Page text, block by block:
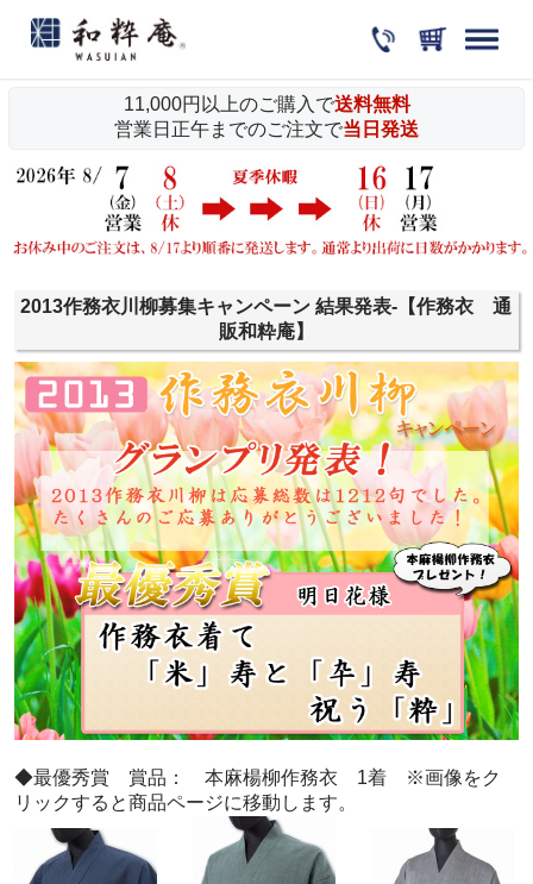
11,000円以上のご購入で送料無料
営業日正午までのご注文で当日発送
2013作務衣川柳募集キャンペーン 結果発表-【作務衣 通
販和粋庵】
◆最優秀賞 賞品： 本麻楊柳作務衣 1着 ※画像をク
リックすると商品ページに移動します。